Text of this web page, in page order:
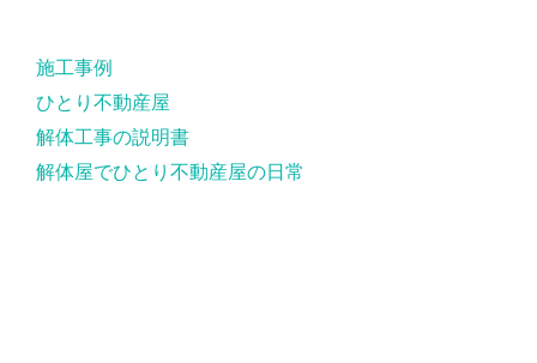
施工事例
ひとり不動産屋
解体工事の説明書
解体屋でひとり不動産屋の日常